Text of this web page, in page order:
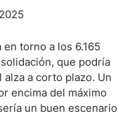
torno a los 6.165
que podría
a corto plazo. Un
encima del máximo
un buen escenario